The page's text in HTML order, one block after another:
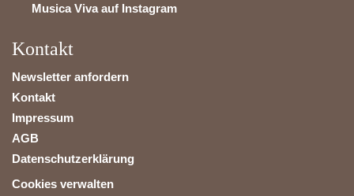
Musica Viva auf Instagram
Kontakt
Newsletter anfordern
Kontakt
Impressum
AGB
Datenschutzerklärung
Cookies verwalten